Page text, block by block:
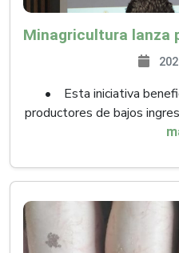
• Esta iniciativa
productores de bajos